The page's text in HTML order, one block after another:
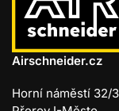
Airschneider.cz
Horní náměstí 32/